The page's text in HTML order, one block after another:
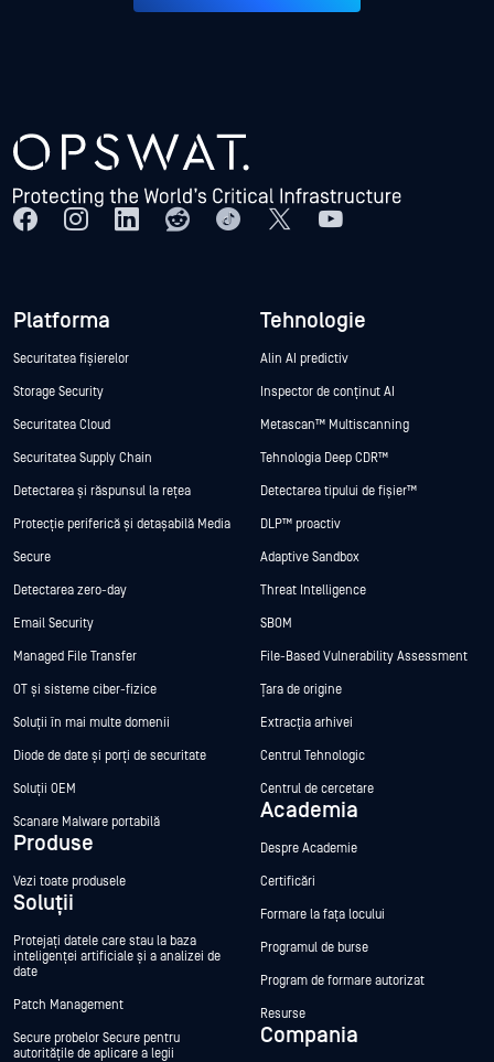
Platforma
Securitatea fișierelor
Storage Security
Securitatea Cloud
Securitatea Supply Chain
Detectarea și răspunsul la rețea
Protecție periferică și detașabilă Media
Secure
Detectarea zero-day
Email Security
Managed File Transfer
OT și sisteme ciber-fizice
Soluții în mai multe domenii
Diode de date și porți de securitate
Soluții OEM
Scanare Malware portabilă
Produse
Vezi toate produsele
Soluții
Protejați datele care stau la baza
inteligenței artificiale și a analizei de
date
Patch Management
Secure probelor Secure pentru
autoritățile de aplicare a legii
Tehnologie
Alin AI predictiv
Inspector de conținut AI
Metascan™ Multiscanning
Tehnologia Deep CDR™
Detectarea tipului de fișier™
DLP™ proactiv
Adaptive Sandbox
Threat Intelligence
SBOM
File-Based Vulnerability Assessment
Țara de origine
Extracția arhivei
Centrul Tehnologic
Centrul de cercetare
Academia
Despre Academie
Certificări
Formare la fața locului
Programul de burse
Program de formare autorizat
Resurse
Compania